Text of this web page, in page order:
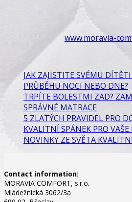
www.moravia-
JAK ZAJISTITE SVÉMU
PRŮBĚHU NOCI NEBO DNE?
TRPÍTE BOLESTMI ZAD?
SPRÁVNÉ MATRACE
5 ZLATÝCH PRAVIDEL PRO
KVALITNÍ SPÁNEK PRO
NOVINKY ZE SVĚTA
Contact information:
MORAVIA COMFORT, s.r.o.
Mládežnická 3062/3a